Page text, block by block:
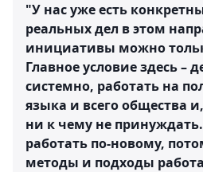
"У нас уже есть
реальных дел в этом
инициативы можно
Главное условие здесь –
системно, работать на
языка и всего общества
ни к чему не
работать по-новому,
методы и подходы